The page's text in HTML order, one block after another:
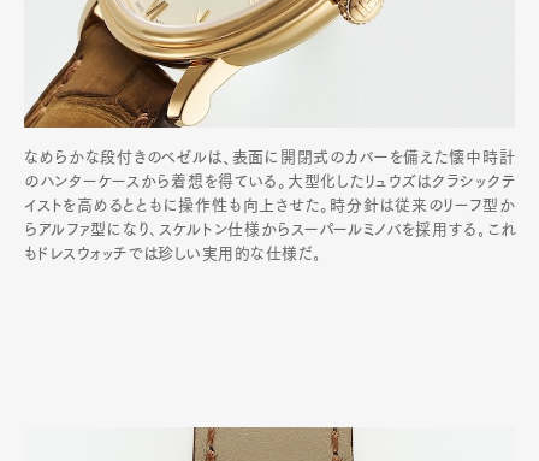
なめらかな段付きのベゼルは、表面に開閉式のカバーを備えた懐中時計
のハンターケースから着想を得ている。大型化したリュウズはクラシックテ
イストを高めるとともに操作性も向上させた。時分針は従来のリーフ型か
らアルファ型になり､スケルトン仕様からスーパールミノバを採用する｡これ
もドレスウォッチでは珍しい実用的な仕様だ｡